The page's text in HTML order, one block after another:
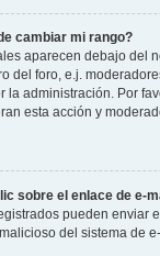
cambiar mi rango?
aparecen debajo del
del foro, e.j.
la administración. Por
esta acción y
sobre el enlace de e-
pueden enviar
del sistema de